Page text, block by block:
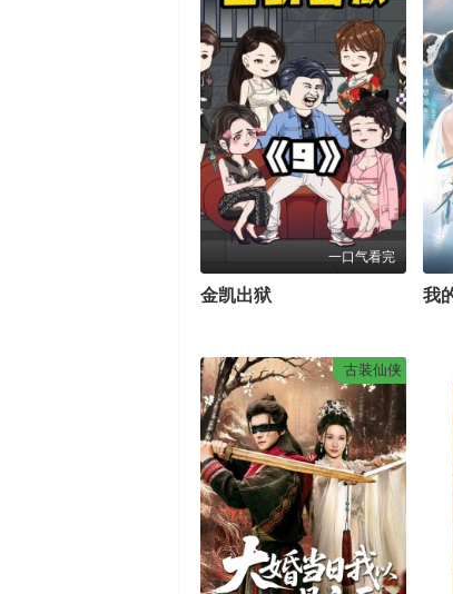
一口气看完
金凯出狱
古装仙侠